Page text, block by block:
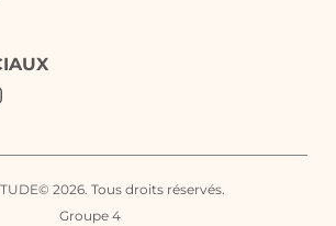
2026. Tous droits réservés.
Groupe 4